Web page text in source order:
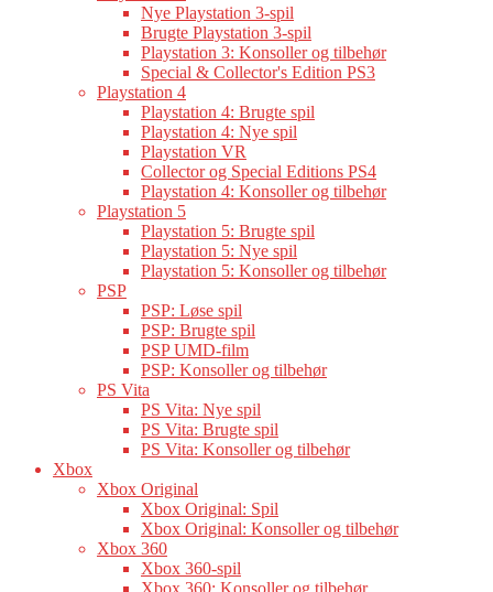
Nye Playstation 3-spil
Brugte Playstation 3-spil
Playstation 3: Konsoller og tilbehør
Special & Collector's Edition PS3
Playstation 4
Playstation 4: Brugte spil
Playstation 4: Nye spil
Playstation VR
Collector og Special Editions PS4
Playstation 4: Konsoller og tilbehør
Playstation 5
Playstation 5: Brugte spil
Playstation 5: Nye spil
Playstation 5: Konsoller og tilbehør
PSP
PSP: Løse spil
PSP: Brugte spil
PSP UMD-film
PSP: Konsoller og tilbehør
PS Vita
PS Vita: Nye spil
PS Vita: Brugte spil
PS Vita: Konsoller og tilbehør
Xbox
Xbox Original
Xbox Original: Spil
Xbox Original: Konsoller og tilbehør
Xbox 360
Xbox 360-spil